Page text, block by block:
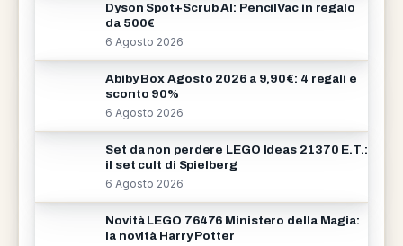
Dyson Spot+Scrub AI: PencilVac in regalo
da 500€
6 Agosto 2026
Abiby Box Agosto 2026 a 9,90€: 4 regali e
sconto 90%
6 Agosto 2026
Set da non perdere LEGO Ideas 21370 E.T.:
il set cult di Spielberg
6 Agosto 2026
Novità LEGO 76476 Ministero della Magia:
la novità Harry Potter